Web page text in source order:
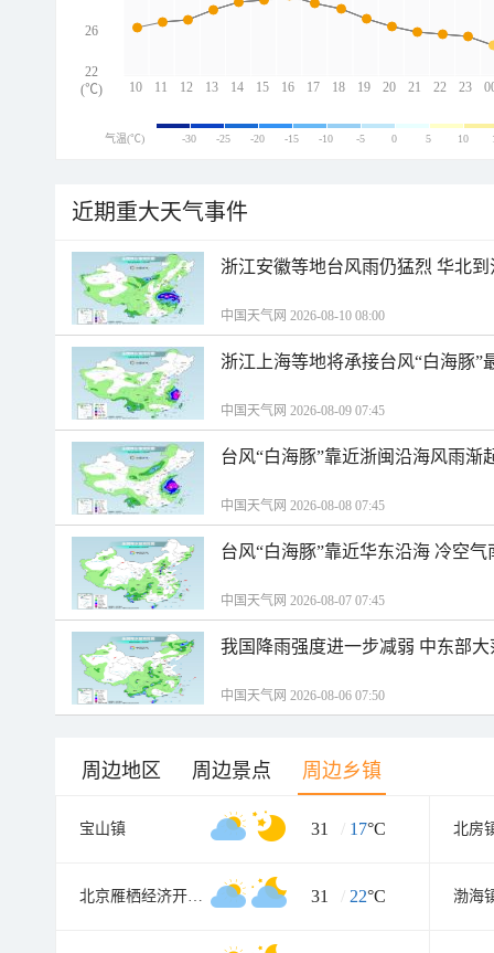
10 11 12 13 14 15 16 17 18 19 20 21 22 23
26
22
(℃)
气温(℃) -30 -25 -20 -15 -10 -5 0 5 10
近期重大天气事件
浙江安徽等地台风雨仍猛烈 华北
中国天气网 2026-08-10 08:00
浙江上海等地将承接台风“白海豚”
中国天气网 2026-08-09 07:45
台风“白海豚”靠近浙闽沿海风雨渐
中国天气网 2026-08-08 07:45
台风“白海豚”靠近华东沿海 冷空
中国天气网 2026-08-07 07:45
我国降雨强度进一步减弱 中东部
中国天气网 2026-08-06 07:50
周边地区 周边景点 周边乡镇
宝山镇 31 / 17°C 北房
北京雁栖经济开发区 31 / 22°C 渤海